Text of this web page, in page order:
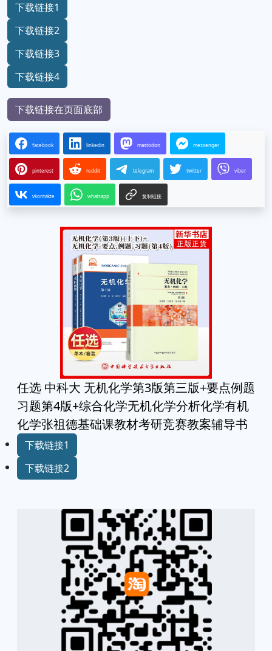
下载链接1
下载链接2
下载链接3
下载链接4
下载链接在页面底部
facebook linkedin mastodon messenger
pinterest reddit telegram twitter viber
vkontakte whatsapp 复制链接
任选 中科大 无机化学第3版第三版+要点例题
习题第4版+综合化学无机化学分析化学有机
化学张祖德基础课教材考研竞赛教案辅导书
下载链接1
下载链接2